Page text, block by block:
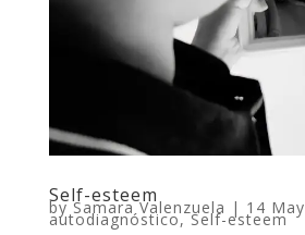
Self-esteem
bySamara Valenzuela | 14
autodiagnóstico,Self-esteem